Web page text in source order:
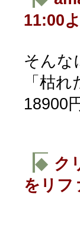
11:00
そんな
「枯
18900
◆ ク
をリフ